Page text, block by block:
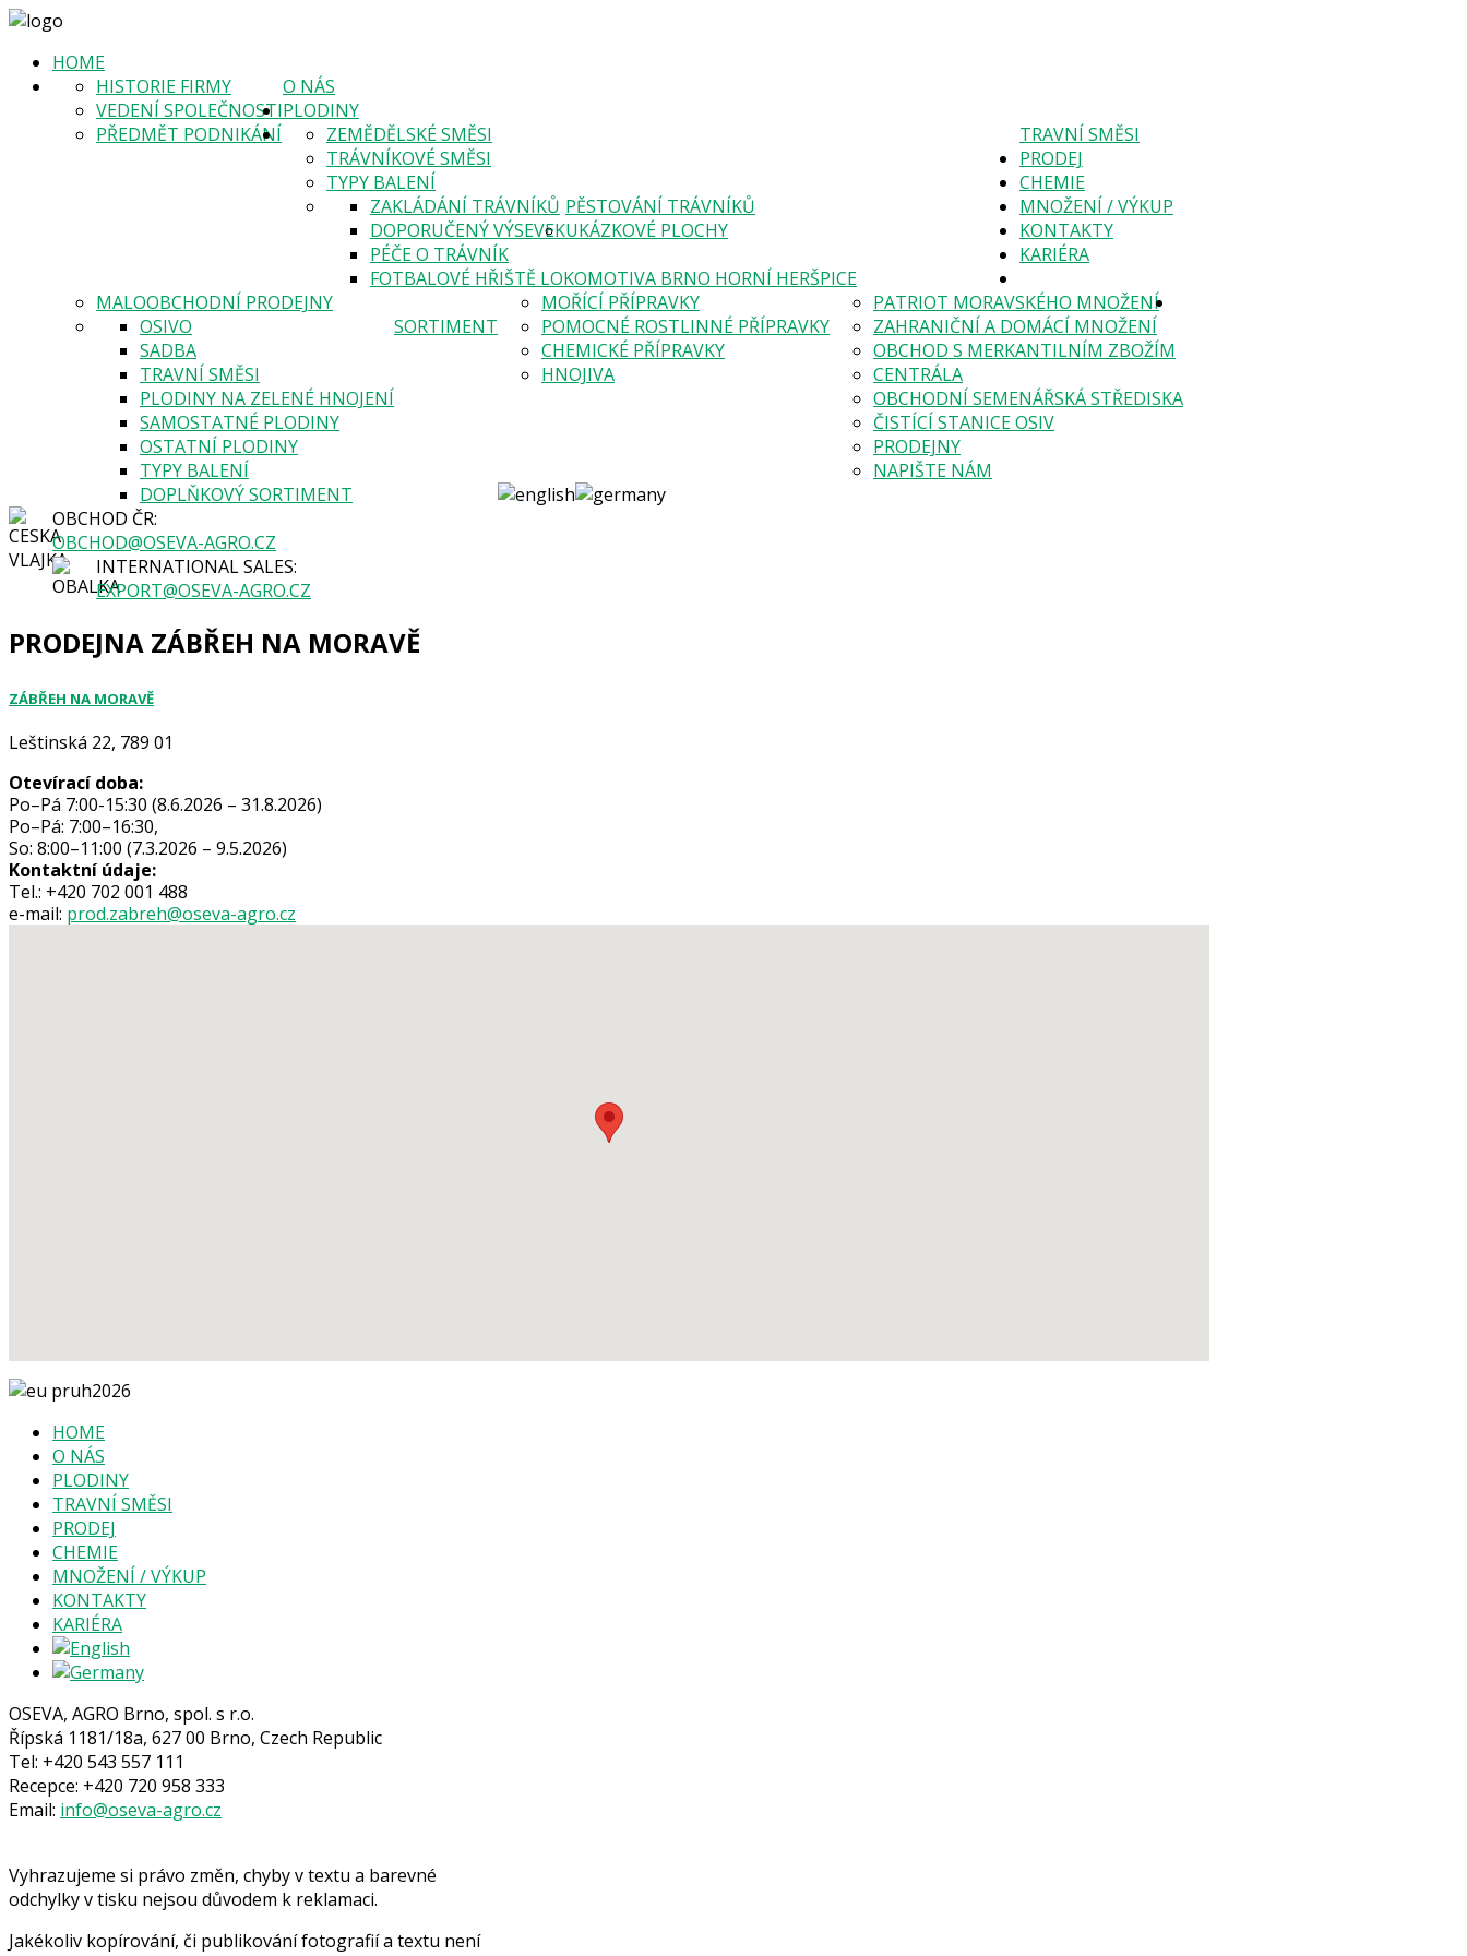
HOME
O NÁS
HISTORIE FIRMY
VEDENÍ SPOLEČNOSTI
PŘEDMĚT PODNIKÁNÍ
PLODINY
TRAVNÍ SMĚSI
ZEMĚDĚLSKÉ SMĚSI
TRÁVNÍKOVÉ SMĚSI
TYPY BALENÍ
PĚSTOVÁNÍ TRÁVNÍKŮ
ZAKLÁDÁNÍ TRÁVNÍKŮ
DOPORUČENÝ VÝSEVEK
PÉČE O TRÁVNÍK
UKÁZKOVÉ PLOCHY
FOTBALOVÉ HŘIŠTĚ LOKOMOTIVA BRNO HORNÍ HERŠPICE
PRODEJ
MALOOBCHODNÍ PRODEJNY
SORTIMENT
OSIVO
SADBA
TRAVNÍ SMĚSI
PLODINY NA ZELENÉ HNOJENÍ
SAMOSTATNÉ PLODINY
OSTATNÍ PLODINY
TYPY BALENÍ
DOPLŇKOVÝ SORTIMENT
CHEMIE
MOŘÍCÍ PŘÍPRAVKY
POMOCNÉ ROSTLINNÉ PŘÍPRAVKY
CHEMICKÉ PŘÍPRAVKY
HNOJIVA
MNOŽENÍ / VÝKUP
PATRIOT MORAVSKÉHO MNOŽENÍ
ZAHRANIČNÍ A DOMÁCÍ MNOŽENÍ
OBCHOD S MERKANTILNÍM ZBOŽÍM
KONTAKTY
CENTRÁLA
OBCHODNÍ SEMENÁŘSKÁ STŘEDISKA
ČISTÍCÍ STANICE OSIV
PRODEJNY
NAPIŠTE NÁM
KARIÉRA
OBCHOD ČR:
OBCHOD@OSEVA-AGRO.CZ
INTERNATIONAL SALES:
EXPORT@OSEVA-AGRO.CZ
PRODEJNA ZÁBŘEH NA MORAVĚ
ZÁBŘEH NA MORAVĚ
Leštinská 22, 789 01
Otevírací doba:
Po–Pá 7:00-15:30 (8.6.2026 – 31.8.2026)
Po–Pá: 7:00–16:30,
So: 8:00–11:00 (7.3.2026 – 9.5.2026)
Kontaktní údaje:
Tel.: +420 702 001 488
e-mail: prod.zabreh@oseva-agro.cz
HOME
O NÁS
PLODINY
TRAVNÍ SMĚSI
PRODEJ
CHEMIE
MNOŽENÍ / VÝKUP
KONTAKTY
KARIÉRA
OSEVA, AGRO Brno, spol. s r.o.
Řípská 1181/18a, 627 00 Brno, Czech Republic
Tel: +420 543 557 111
Recepce: +420 720 958 333
Email: info@oseva-agro.cz
Vyhrazujeme si právo změn, chyby v textu a barevné
odchylky v tisku nejsou důvodem k reklamaci.
Jakékoliv kopírování, či publikování fotografií a textu není